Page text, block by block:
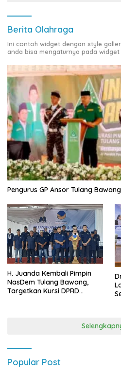
Berita Olahraga
Ini contoh widget dengan style
anda bisa mengaturnya pada
Pengurus GP Ansor Tulang
H. Juanda Kembali Pimpin
NasDem Tulang Bawang,
Targetkan Kursi DPRD
Popular Post